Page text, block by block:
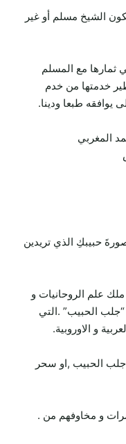
الشيخ مسلم أو غير
ثمارها مع المسلم
خدمتها من خدم
يوافقه طبعا ودينا.
المغربي
حبيبكِ الذي تريدين
علم الروحانيات و
الحبيب” .التي
و الاوروبية.
جلب الحبيب ,او سحر
و مخاوفهم من .